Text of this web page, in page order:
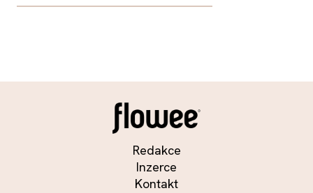
Redakce
Inzerce
Kontakt